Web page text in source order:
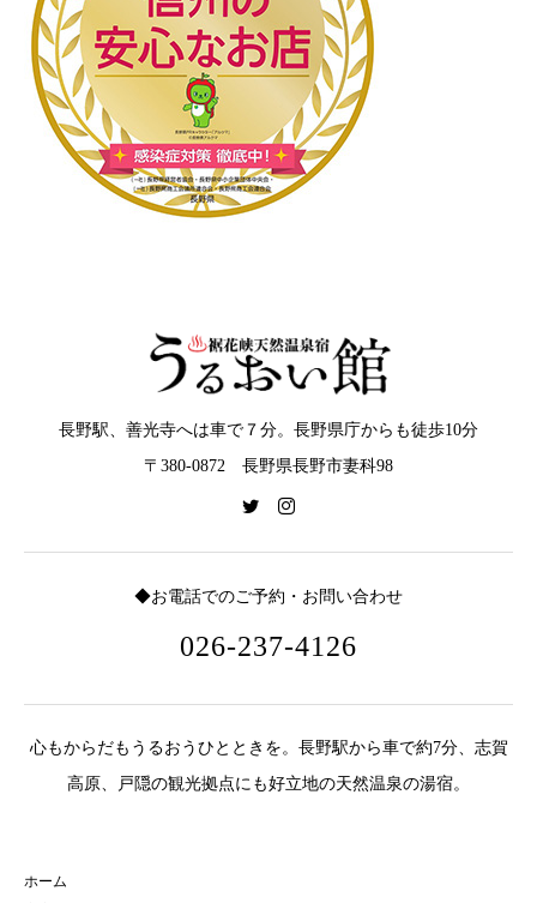
長野駅、善光寺へは車で７分。長野県庁からも徒歩10分
〒380-0872 長野県長野市妻科98
◆お電話でのご予約・お問い合わせ
026-237-4126
心もからだもうるおうひとときを。長野駅から車で約7分、志賀
高原、戸隠の観光拠点にも好立地の天然温泉の湯宿。
ホーム